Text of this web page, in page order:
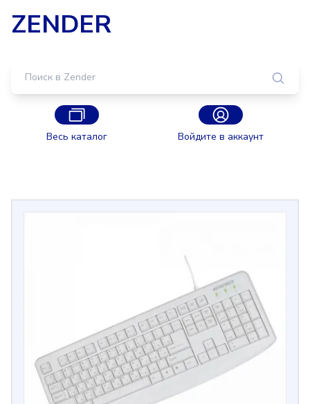
ZENDER
Весь каталог Войдите в аккаунт